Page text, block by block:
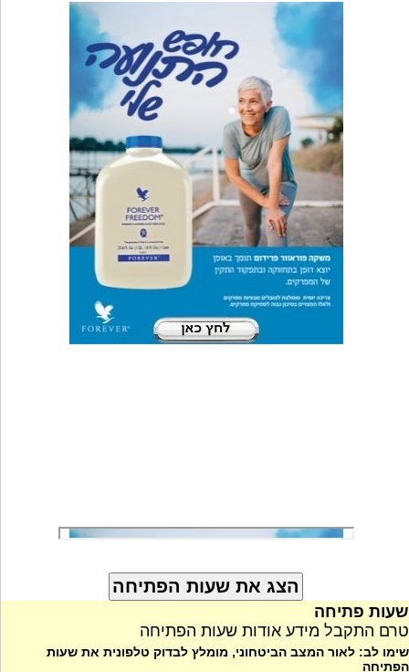
שעות פתיחה
טרם התקבל מידע אודות שעות הפתיחה
שימו לב: לאור המצב הביטחוני, מומלץ לבדוק טלפונית את שעות
הפתיחה